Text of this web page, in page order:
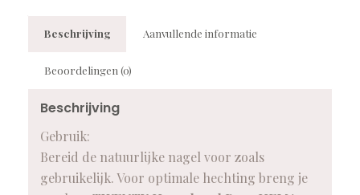
Beschrijving Aanvullende informatie
Beoordelingen (0)
Beschrijving
Gebruik:
Bereid de natuurlijke nagel voor zoals
gebruikelijk. Voor optimale hechting breng je